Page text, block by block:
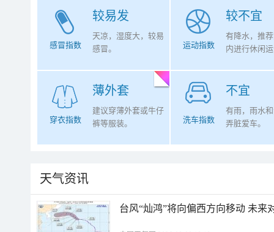
较易发
感冒指数
天凉，湿度大，较易
感冒。
较不宜
运动指数
有降水，推
内进行休闲
薄外套
穿衣指数
建议穿薄外套或牛仔
裤等服装。
不宜
洗车指数
有雨，雨水
弄脏爱车。
天气资讯
台风“灿鸿”将向偏西方向移动 未来